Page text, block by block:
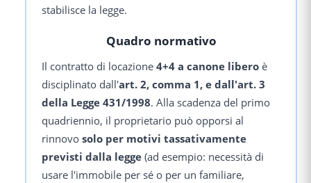
stabilisce la legge.
Quadro normativo
Il contratto di locazione 4+4 a canone libero è
disciplinato dall'art. 2, comma 1, e dall'art. 3
della Legge 431/1998. Alla scadenza del primo
quadriennio, il proprietario può opporsi al
rinnovo solo per motivi tassativamente
previsti dalla legge (ad esempio: necessità di
usare l'immobile per sé o per un familiare,